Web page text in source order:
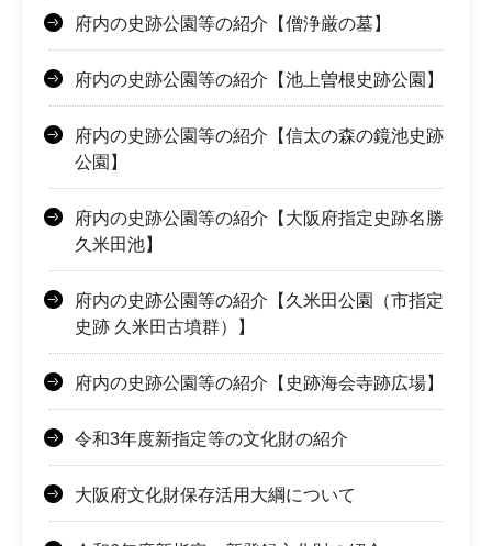
府内の史跡公園等の紹介【僧浄厳の墓】
府内の史跡公園等の紹介【池上曽根史跡公園】
府内の史跡公園等の紹介【信太の森の鏡池史跡
公園】
府内の史跡公園等の紹介【大阪府指定史跡名勝
久米田池】
府内の史跡公園等の紹介【久米田公園（市指定
史跡 久米田古墳群）】
府内の史跡公園等の紹介【史跡海会寺跡広場】
令和3年度新指定等の文化財の紹介
大阪府文化財保存活用大綱について